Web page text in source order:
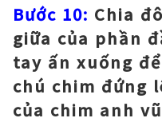
Bước 10: Chia
giữa của phần
tay ấn xuống
chú chim đứng
của chim anh